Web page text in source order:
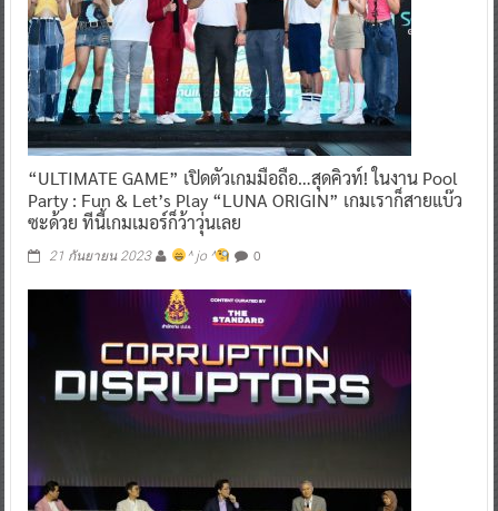
“ULTIMATE GAME” เปิดตัวเกมมือถือ…สุดคิวท์! ในงาน Pool
Party : Fun & Let’s Play “LUNA ORIGIN” เกมเราก็สายแบ๊ว
ซะด้วย ทีนี้เกมเมอร์ก็ว้าวุ่นเลย
21 กันยายน 2023 ^ jo ^ 0